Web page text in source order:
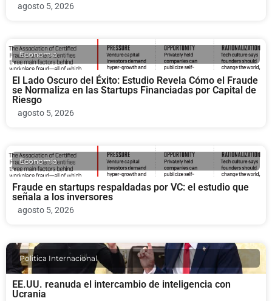
agosto 5, 2026
Economia
El Lado Oscuro del Éxito: Estudio Revela Cómo el Fraude
se Normaliza en las Startups Financiadas por Capital de
Riesgo
agosto 5, 2026
Economia
Fraude en startups respaldadas por VC: el estudio que
señala a los inversores
agosto 5, 2026
Politica Internacional
EE.UU. reanuda el intercambio de inteligencia con
Ucrania